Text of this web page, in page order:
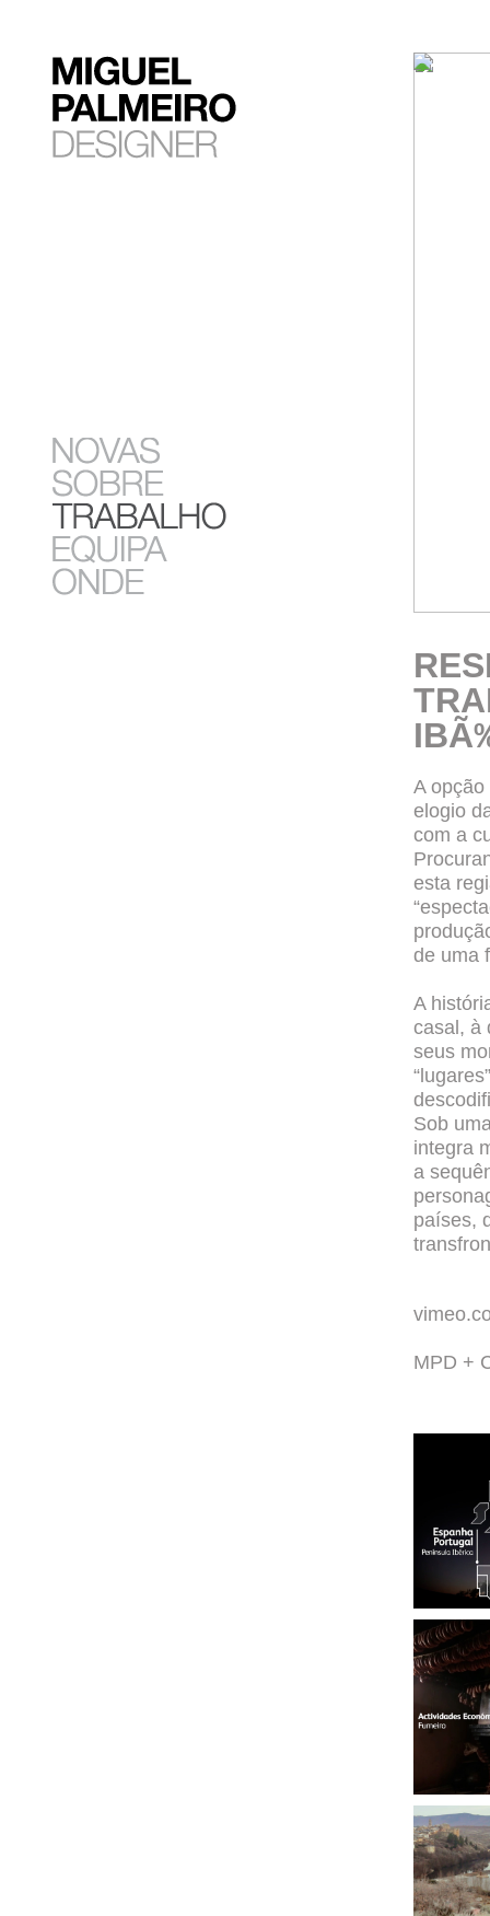
A
elogio
com a
esta
de uma
A
casal, à
seus
Sob
integra
a
países,
MPD +